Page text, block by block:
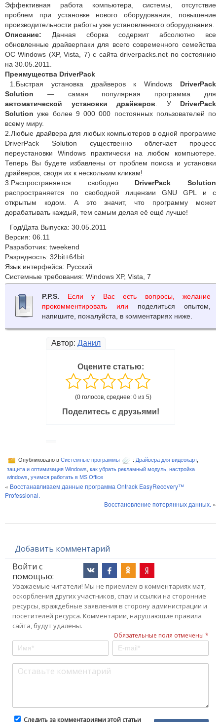
Эффективная работа компьютера, системы, отсутствие
проблем при установке нового оборудования, повышение
производительности работы уже установленного оборудования.
Описание: Данная сборка содержит абсолютно все
обновленные драйверпаки для всего современного семейства
ОС Windows (XP, Vista, 7) с сайта driverpacks.net по состоянию
на 30.05.2011.
Преимущества DriverPack
1.Быстрая установка драйверов к Windows DriverPack
Solution — самая популярная программа для
автоматической установки драйверов. У DriverPack
Solution уже более 9 000 000 постоянных пользователей по
всему миру.
2.Любые драйвера для любых компьютеров в одной программе
DriverPack Solution существенно облегчает процесс
переустановки Windows практически на любом компьютере.
Теперь Вы будете избавлены от проблем поиска и установки
драйверов, сводя их к нескольким кликам!
3.Распространяется свободно DriverPack Solution
распространяется по свободной лицензии GNU GPL и с
открытым кодом. А это значит, что программу может
дорабатывать каждый, тем самым делая её ещё лучше!
Год/Дата Выпуска: 30.05.2011
Версия: 06.11
Разработчик: tweekend
Разрядность: 32bit+64bit
Язык интерфейса: Русский
Системные требования: Windows XP, Vista, 7
P.P.S.
Если у Вас есть вопросы, желание
прокомментировать или поделиться опытом,
напишите, пожалуйста, в комментариях ниже.
Автор: Данил
Оцените статью:
(0 голосов, среднее: 0 из 5)
Поделитесь с друзьями!
Опубликовано в Системные программы : Драйвера для видеокарт,
защита и оптимизация Windows как убрать рекламный модуль настройка
windows учимся работать в MS Office
« Восстанавливаем данные программа Ontrack EasyRecovery™
Professional.
Восстановление потерянных данных. »
Добавить комментарий
Войти с
помощью:
Уважаемые читатели! Мы не приемлем в комментариях мат,
оскорбления других участников, спам и ссылки на сторонние
ресурсы, враждебные заявления в сторону администрации и
посетителей ресурса. Комментарии, нарушающие правила
сайта, будут удалены.
Обязательные поля отмечены *
Следить за комментариями этой статьи